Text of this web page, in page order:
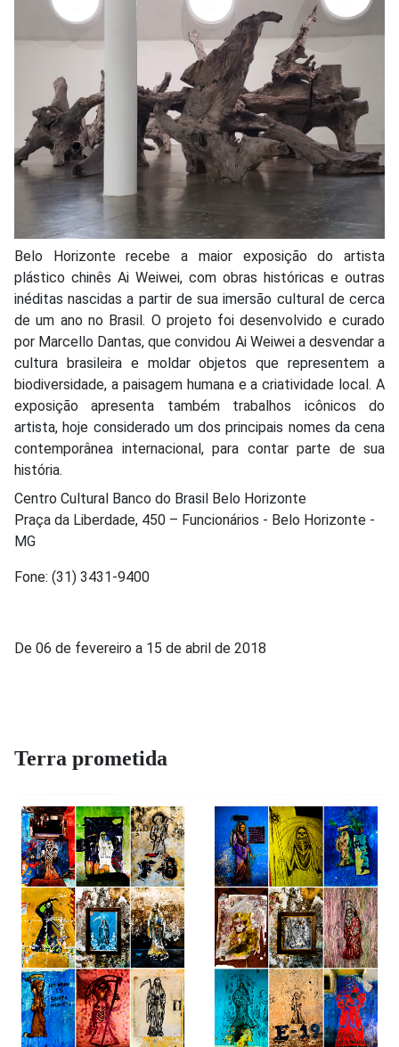
Belo Horizonte recebe a maior exposição do artista
plástico chinês Ai Weiwei, com obras históricas e outras
inéditas nascidas a partir de sua imersão cultural de cerca
de um ano no Brasil. O projeto foi desenvolvido e curado
por Marcello Dantas, que convidou Ai Weiwei a desvendar a
cultura brasileira e moldar objetos que representem a
biodiversidade, a paisagem humana e a criatividade local. A
exposição apresenta também trabalhos icônicos do
artista, hoje considerado um dos principais nomes da cena
contemporânea internacional, para contar parte de sua
história.
Centro Cultural Banco do Brasil Belo Horizonte
Praça da Liberdade, 450 – Funcionários - Belo Horizonte -
MG
Fone: (31) 3431-9400
De 06 de fevereiro a 15 de abril de 2018
Terra prometida